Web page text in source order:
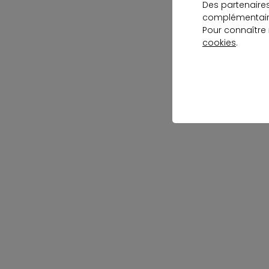
Des
Pour
cookies.